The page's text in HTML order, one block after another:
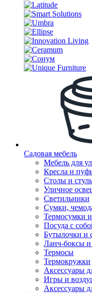
Садовая мебель
Мебель для
Кресла и
Столы и
Уличное
Светильники
Сумки,
Термосумки
Посуда с
Бутылочки и
Ланч-боксы
Термосы
Термокружки
Аксессуары
Игры и
Аксессуары